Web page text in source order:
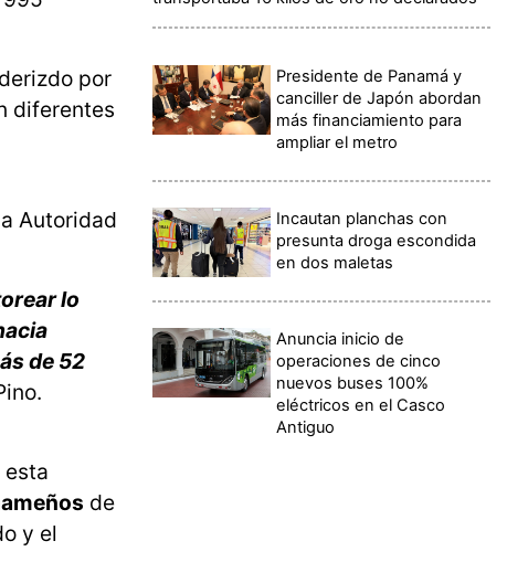
por
diferentes
Autoridad
lo
de 52
esta
de
y el
Presidente de Panamá y
canciller de Japón abordan
más financiamiento para
ampliar el metro
Incautan planchas con
presunta droga escondida
en dos maletas
Anuncia inicio de
operaciones de cinco
nuevos buses 100%
eléctricos en el Casco
Antiguo